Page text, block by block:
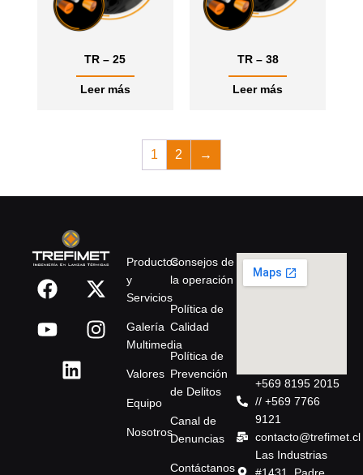
TR – 25
Leer más
TR – 38
Leer más
1 2 →
Productos
y
Servicios
Galería
Multimedia
Valores
Equipo
Nosotros
Consejos de
la operación
Política de
Calidad
Política de
Prevención
de Delitos
Canal de
Denuncias
Contáctanos
+569 8195 2015
// +569 7766
9121
contacto@trefimet.cl
Las Industrias
#1431, Padre